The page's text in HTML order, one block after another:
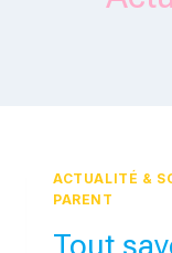
ACTUALITÉ &
PARENT
Tout